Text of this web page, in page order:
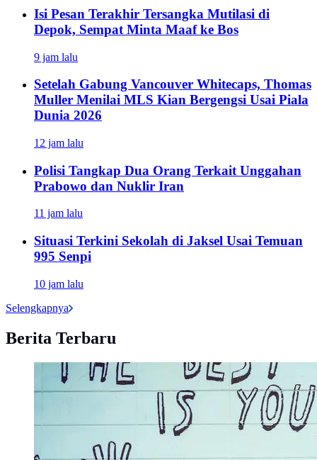
Isi Pesan Terakhir Tersangka Mutilasi di
Depok, Sempat Minta Maaf ke Bos
9 jam lalu
Setelah Gabung Vancouver Whitecaps, Thomas
Muller Menilai MLS Kian Bergengsi Usai Piala
Dunia 2026
12 jam lalu
Polisi Tangkap Dua Orang Terkait Unggahan
Prabowo dan Nuklir Iran
11 jam lalu
Situasi Terkini Sekolah di Jaksel Usai Temuan
995 Senpi
10 jam lalu
Selengkapnya
Berita Terbaru